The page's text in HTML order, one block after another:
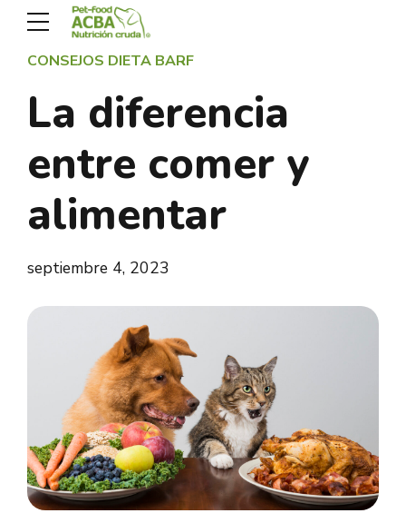
CONSEJOS DIETA BARF
La diferencia
entre comer y
alimentar
septiembre 4, 2023